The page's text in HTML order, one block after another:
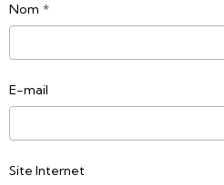
Nom
E-mail
Site Internet